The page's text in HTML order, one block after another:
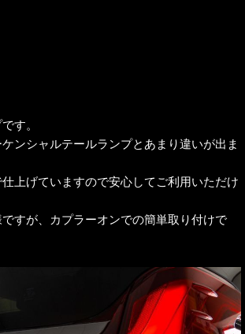
す。
ンシャルテールランプとあまり違いが出ま
上げていますので安心してご利用いただけ
すが、カプラーオンでの簡単取り付けで